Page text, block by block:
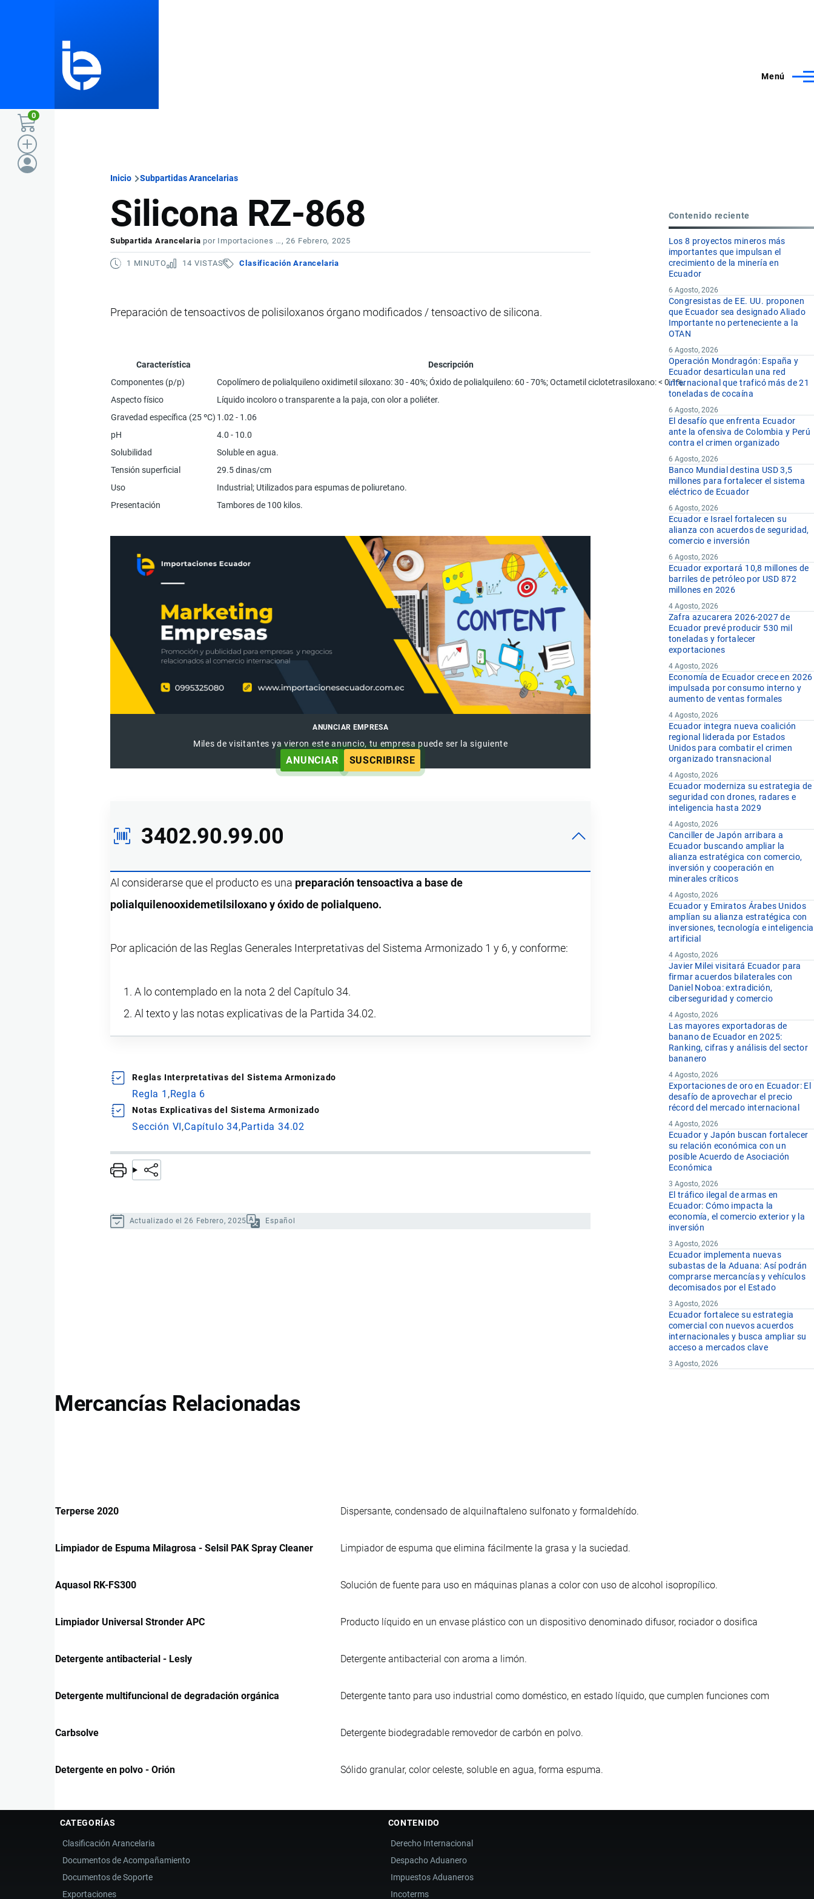
Menú
Ruta
de
navegación
Inicio Subpartidas Arancelarias
Silicona RZ-868
Subpartida Arancelaria por Importaciones …, 26 Febrero, 2025
1 MINUTO 14 VISTAS Clasificación Arancelaria
Preparación de tensoactivos de polisiloxanos órgano modificados / tensoactivo de silicona.
Característica
Descripción
Componentes (p/p)
Copolímero de polialquileno oxidimetil siloxano: 30 - 40%; Óxido de polialquileno: 60 - 70%; Octametil ciclotetrasiloxano: < 0.1%.
Aspecto físico
Líquido incoloro o transparente a la paja, con olor a poliéter.
Gravedad específica (25 ºC) 1.02 - 1.06
pH
4.0 - 10.0
Solubilidad
Soluble en agua.
Tensión superficial
29.5 dinas/cm
Uso
Industrial; Utilizados para espumas de poliuretano.
Presentación
Tambores de 100 kilos.
ANUNCIAR EMPRESA
Miles de visitantes ya vieron este anuncio, tu empresa puede ser la siguiente
ANUNCIAR SUSCRIBIRSE
3402.90.99.00
Al considerarse que el producto es una preparación tensoactiva a base de
polialquilenooxidemetilsiloxano y óxido de polialqueno.
Por aplicación de las Reglas Generales Interpretativas del Sistema Armonizado 1 y 6, y conforme:
A lo contemplado en la nota 2 del Capítulo 34.
Al texto y las notas explicativas de la Partida 34.02.
Reglas Interpretativas del Sistema Armonizado
Regla 1 Regla 6
Notas Explicativas del Sistema Armonizado
Sección VI Capítulo 34 Partida 34.02
Actualizado el 26 Febrero, 2025 Español
Contenido reciente
Los 8 proyectos mineros más
importantes que impulsan el
crecimiento de la minería en
Ecuador
6 Agosto, 2026
Congresistas de EE. UU. proponen
que Ecuador sea designado Aliado
Importante no perteneciente a la
OTAN
6 Agosto, 2026
Operación Mondragón: España y
Ecuador desarticulan una red
internacional que traficó más de 21
toneladas de cocaína
6 Agosto, 2026
El desafío que enfrenta Ecuador
ante la ofensiva de Colombia y Perú
contra el crimen organizado
6 Agosto, 2026
Banco Mundial destina USD 3,5
millones para fortalecer el sistema
eléctrico de Ecuador
6 Agosto, 2026
Ecuador e Israel fortalecen su
alianza con acuerdos de seguridad,
comercio e inversión
6 Agosto, 2026
Ecuador exportará 10,8 millones de
barriles de petróleo por USD 872
millones en 2026
4 Agosto, 2026
Zafra azucarera 2026-2027 de
Ecuador prevé producir 530 mil
toneladas y fortalecer
exportaciones
4 Agosto, 2026
Economía de Ecuador crece en 2026
impulsada por consumo interno y
aumento de ventas formales
4 Agosto, 2026
Ecuador integra nueva coalición
regional liderada por Estados
Unidos para combatir el crimen
organizado transnacional
4 Agosto, 2026
Ecuador moderniza su estrategia de
seguridad con drones, radares e
inteligencia hasta 2029
4 Agosto, 2026
Canciller de Japón arribara a
Ecuador buscando ampliar la
alianza estratégica con comercio,
inversión y cooperación en
minerales críticos
4 Agosto, 2026
Ecuador y Emiratos Árabes Unidos
amplían su alianza estratégica con
inversiones, tecnología e inteligencia
artificial
4 Agosto, 2026
Javier Milei visitará Ecuador para
firmar acuerdos bilaterales con
Daniel Noboa: extradición,
ciberseguridad y comercio
4 Agosto, 2026
Las mayores exportadoras de
banano de Ecuador en 2025:
Ranking, cifras y análisis del sector
bananero
4 Agosto, 2026
Exportaciones de oro en Ecuador: El
desafío de aprovechar el precio
récord del mercado internacional
4 Agosto, 2026
Ecuador y Japón buscan fortalecer
su relación económica con un
posible Acuerdo de Asociación
Económica
3 Agosto, 2026
El tráfico ilegal de armas en
Ecuador: Cómo impacta la
economía, el comercio exterior y la
inversión
3 Agosto, 2026
Ecuador implementa nuevas
subastas de la Aduana: Así podrán
comprarse mercancías y vehículos
decomisados por el Estado
3 Agosto, 2026
Ecuador fortalece su estrategia
comercial con nuevos acuerdos
internacionales y busca ampliar su
acceso a mercados clave
3 Agosto, 2026
Mercancías Relacionadas
Terperse 2020 Dispersante, condensado de alquilnaftaleno sulfonato y formaldehído.
Limpiador de Espuma Milagrosa - Selsil PAK Spray Cleaner Limpiador de espuma que elimina fácilmente la grasa y la suciedad.
Aquasol RK-FS300 Solución de fuente para uso en máquinas planas a color con uso de alcohol isopropílico.
Limpiador Universal Stronder APC Producto líquido en un envase plástico con un dispositivo denominado difusor, rociador o dosifica
Detergente antibacterial - Lesly Detergente antibacterial con aroma a limón.
Detergente multifuncional de degradación orgánica Detergente tanto para uso industrial como doméstico, en estado líquido, que cumplen funciones com
Carbsolve Detergente biodegradable removedor de carbón en polvo.
Detergente en polvo - Orión Sólido granular, color celeste, soluble en agua, forma espuma.
0
CATEGORÍAS
Clasificación Arancelaria
Documentos de Acompañamiento
Documentos de Soporte
Exportaciones
CONTENIDO
Derecho Internacional
Despacho Aduanero
Impuestos Aduaneros
Incoterms